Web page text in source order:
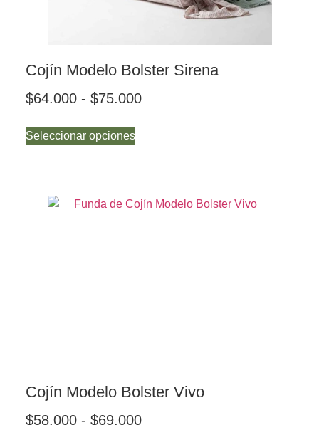
Cojín Modelo Bolster Sirena
$64.000 - $75.000
Seleccionar opciones
Cojín Modelo Bolster Vivo
$58.000 - $69.000